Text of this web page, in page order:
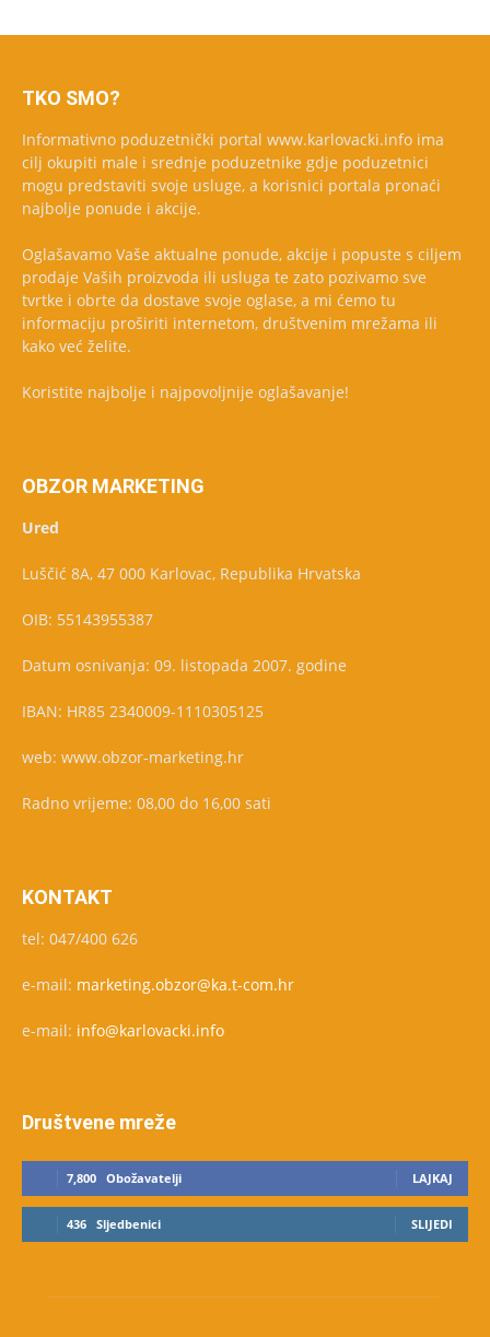
TKO SMO?
Informativno poduzetnički portal www.karlovacki.info ima
cilj okupiti male i srednje poduzetnike gdje poduzetnici
mogu predstaviti svoje usluge, a korisnici portala pronaći
najbolje ponude i akcije.
Oglašavamo Vaše aktualne ponude, akcije i popuste s ciljem
prodaje Vaših proizvoda ili usluga te zato pozivamo sve
tvrtke i obrte da dostave svoje oglase, a mi ćemo tu
informaciju proširiti internetom, društvenim mrežama ili
kako već želite.
Koristite najbolje i najpovoljnije oglašavanje!
OBZOR MARKETING
Ured
Luščić 8A, 47 000 Karlovac, Republika Hrvatska
OIB: 55143955387
Datum osnivanja: 09. listopada 2007. godine
IBAN: HR85 2340009-1110305125
web: www.obzor-marketing.hr
Radno vrijeme: 08,00 do 16,00 sati
KONTAKT
tel: 047/400 626
e-mail: marketing.obzor@ka.t-com.hr
e-mail: info@karlovacki.info
Društvene mreže
7,800 Obožavatelji LAJKAJ
436 Sljedbenici SLIJEDI